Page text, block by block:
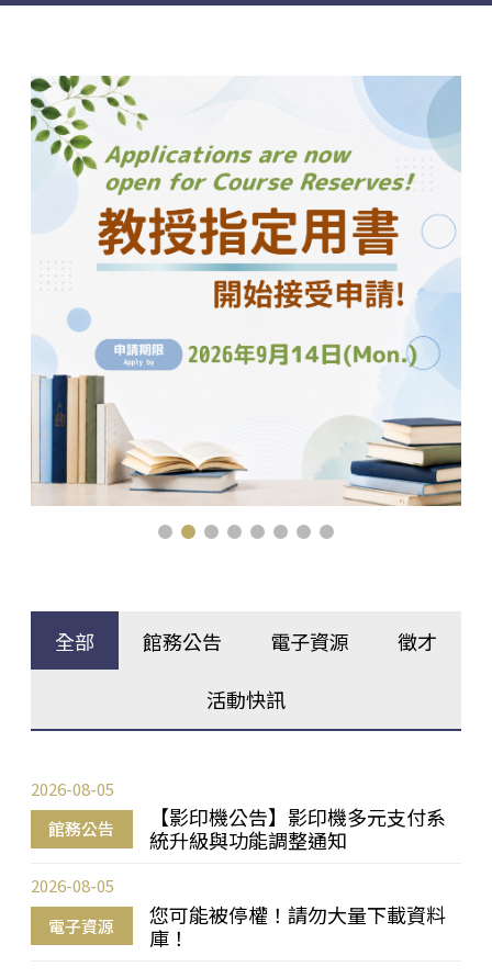
全部 館務公告 電子資源 徵才
活動快訊
館務公告
【影印機公告】影印機多元支付系
統升級與功能調整通知
2026-08-05
電子資源
您可能被停權！請勿大量下載資料
庫！
2026-08-05